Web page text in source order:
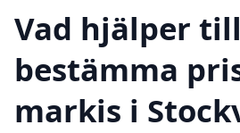
Vad hjälper
bestämma
markis i